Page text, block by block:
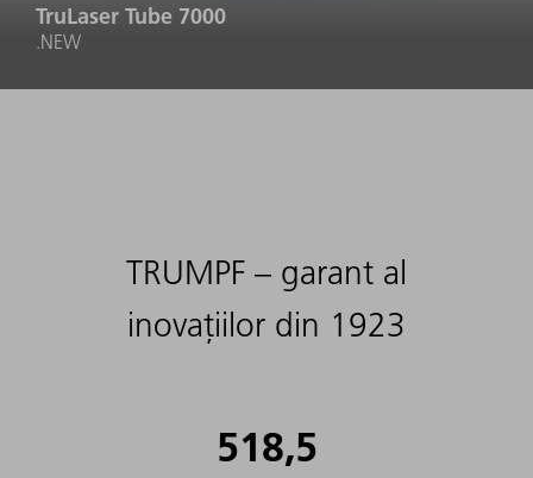
TruLaser Tube 7000
.NEW
TRUMPF – garant al
inovațiilor din 1923
518,5